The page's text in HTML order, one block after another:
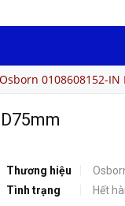
0108608152-IN
Thương hiệu
Tình trạng
Hết